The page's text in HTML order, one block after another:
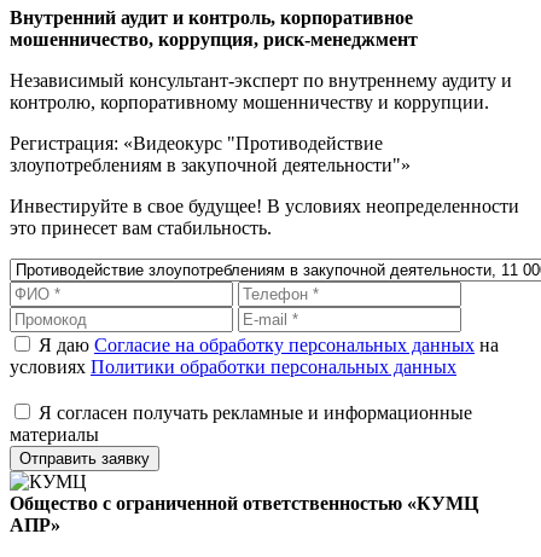
Внутренний аудит и контроль, корпоративное
мошенничество, коррупция, риск-менеджмент
Независимый консультант-эксперт по внутреннему аудиту и
контролю, корпоративному мошенничеству и коррупции.
Регистрация: «Видеокурс "Противодействие
злоупотреблениям в закупочной деятельности"»
Инвестируйте в свое будущее! В условиях неопределенности
это принесет вам стабильность.
Я даю Согласие на обработку персональных данных на
условиях Политики обработки персональных данных
Я согласен получать рекламные и информационные
материалы
Отправить заявку
Общество с ограниченной ответственностью «КУМЦ
АПР»